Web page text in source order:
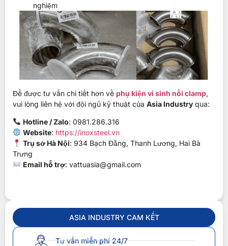
nghiệm
Để được tư vấn chi tiết hơn về phụ kiện vi sinh nối clamp,
vui lòng liên hệ với đội ngũ kỹ thuật của Asia Industry qua:
Hotline / Zalo: 0981.286.316
Website: https://inoxsteel.vn
Trụ sở Hà Nội: 934 Bạch Đằng, Thanh Lương, Hai Bà
Trưng
Email hỗ trợ: vattuasia@gmail.com
ASIA INDUSTRY CAM KẾT
Tư vấn miễn phí 24/7